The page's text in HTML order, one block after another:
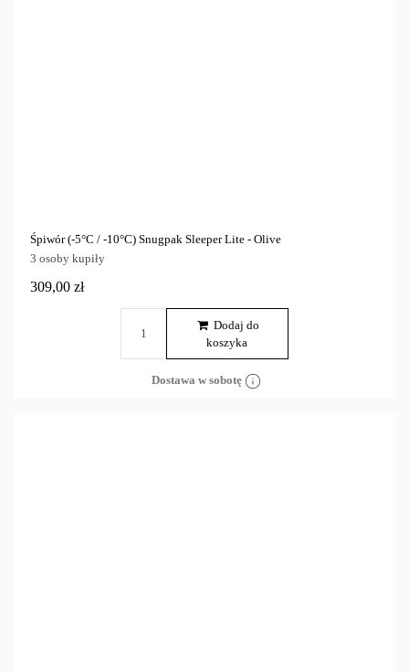
Śpiwór (-5°C / -10°C) Snugpak Sleeper Lite - Olive
3 osoby kupiły
309,00 zł
Dodaj do
koszyka
Dostawa w sobotę